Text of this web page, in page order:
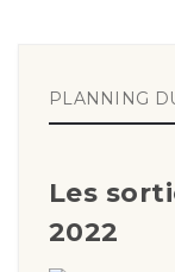
PLANNING
Les
2022